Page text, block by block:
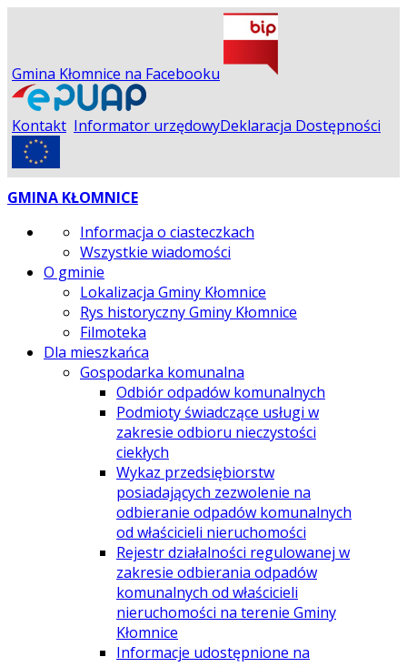
Gmina Kłomnice na Facebooku
Kontakt Informator urzędowyDeklaracja Dostępności
GMINA KŁOMNICE
Informacja o ciasteczkach
Wszystkie wiadomości
O gminie
Lokalizacja Gminy Kłomnice
Rys historyczny Gminy Kłomnice
Filmoteka
Dla mieszkańca
Gospodarka komunalna
Odbiór odpadów komunalnych
Podmioty świadczące usługi w
zakresie odbioru nieczystości
ciekłych
Wykaz przedsiębiorstw
posiadających zezwolenie na
odbieranie odpadów komunalnych
od właścicieli nieruchomości
Rejestr działalności regulowanej w
zakresie odbierania odpadów
komunalnych od właścicieli
nieruchomości na terenie Gminy
Kłomnice
Informacje udostępnione na